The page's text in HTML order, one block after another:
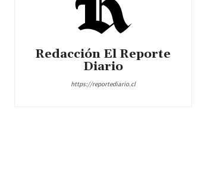
Redacción El Reporte
Diario
https://reportediario.cl